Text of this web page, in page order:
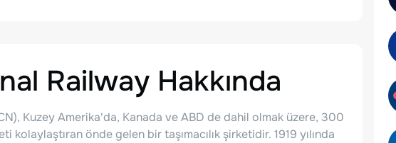
Railway Hakkında
Kuzey Amerika'da, Kanada ve ABD de dahil olmak üzere, 300
önde gelen bir taşımacılık şirketidir. 1919 yılında